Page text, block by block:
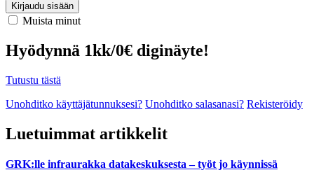
Kirjaudu sisään
Muista minut
Hyödynnä 1kk/0€ diginäyte!
Tutustu tästä
Unohditko käyttäjätunnuksesi? Unohditko salasanasi? Rekisteröidy
Luetuimmat artikkelit
GRK:lle infraurakka datakeskuksesta – työt jo käynnissä